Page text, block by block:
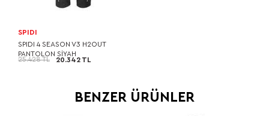
SPIDI
SPIDI 4 SEASON V3 H2OUT
PANTOLON SİYAH
25.428 TL 20.342 TL
BENZER ÜRÜNLER